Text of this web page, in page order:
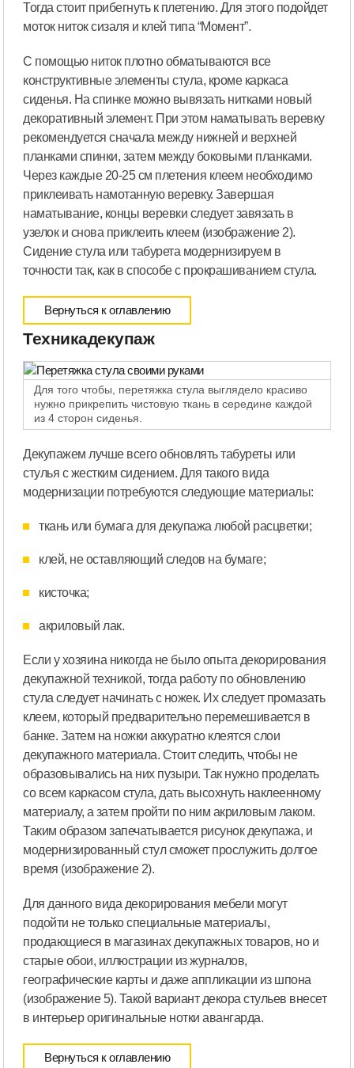
Тогда стоит прибегнуть к плетению. Для этого подойдет
моток ниток сизаля и клей типа “Момент”.
С помощью ниток плотно обматываются все
конструктивные элементы стула, кроме каркаса
сиденья. На спинке можно вывязать нитками новый
декоративный элемент. При этом наматывать веревку
рекомендуется сначала между нижней и верхней
планками спинки, затем между боковыми планками.
Через каждые 20-25 см плетения клеем необходимо
приклеивать намотанную веревку. Завершая
наматывание, концы веревки следует завязать в
узелок и снова приклеить клеем (изображение 2).
Сидение стула или табурета модернизируем в
точности так, как в способе с прокрашиванием стула.
Вернуться к оглавлению
Техникадекупаж
Для того чтобы, перетяжка стула выглядело красиво
нужно прикрепить чистовую ткань в середине каждой
из 4 сторон сиденья.
Декупажем лучше всего обновлять табуреты или
стулья с жестким сидением. Для такого вида
модернизации потребуются следующие материалы:
ткань или бумага для декупажа любой расцветки;
клей, не оставляющий следов на бумаге;
кисточка;
акриловый лак.
Если у хозяина никогда не было опыта декорирования
декупажной техникой, тогда работу по обновлению
стула следует начинать с ножек. Их следует промазать
клеем, который предварительно перемешивается в
банке. Затем на ножки аккуратно клеятся слои
декупажного материала. Стоит следить, чтобы не
образовывались на них пузыри. Так нужно проделать
со всем каркасом стула, дать высохнуть наклеенному
материалу, а затем пройти по ним акриловым лаком.
Таким образом запечатывается рисунок декупажа, и
модернизированный стул сможет прослужить долгое
время (изображение 2).
Для данного вида декорирования мебели могут
подойти не только специальные материалы,
продающиеся в магазинах декупажных товаров, но и
старые обои, иллюстрации из журналов,
географические карты и даже аппликации из шпона
(изображение 5). Такой вариант декора стульев внесет
в интерьер оригинальные нотки авангарда.
Вернуться к оглавлению